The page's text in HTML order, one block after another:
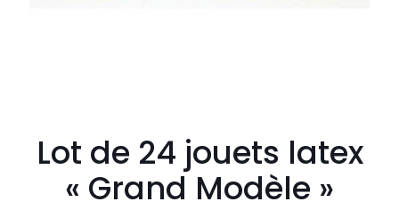
Lot de 24 jouets latex
« Grand Modèle »